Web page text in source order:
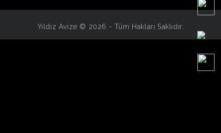
Yıldız Avize © 2026 - Tüm Hakları Saklıdır.